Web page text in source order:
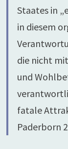
Staates in
in diesem
die nicht
und
fatale
Paderborn